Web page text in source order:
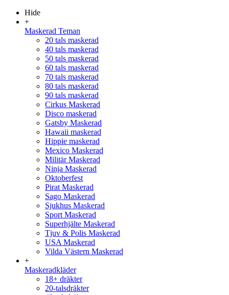
Hide
+
Maskerad Teman
20 tals maskerad
40 tals maskerad
50 tals maskerad
60 tals maskerad
70 tals maskerad
80 tals maskerad
90 tals maskerad
Cirkus Maskerad
Disco maskerad
Gatsby Maskerad
Hawaii maskerad
Hippie maskerad
Mexico Maskerad
Militär Maskerad
Ninja Maskerad
Oktoberfest
Pirat Maskerad
Sago Maskerad
Sjukhus Maskerad
Sport Maskerad
Superhjälte Maskerad
Tjuv & Polis Maskerad
USA Maskerad
Vilda Västern Maskerad
+
Maskeradkläder
18+ dräkter
20-talsdräkter